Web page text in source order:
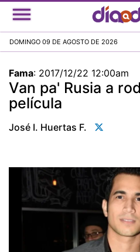
al
DOMINGO 09 DE AGOSTO DE 2026
Fama: 2017/12/22 12:00am
Van pa' Rusia a
película
José I. Huertas F.